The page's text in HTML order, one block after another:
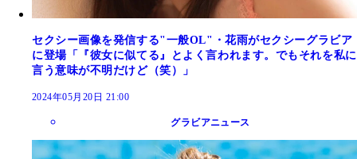
セクシー画像を発信する"一般OL"・花雨がセクシーグラビア
に登場「『彼女に似てる』とよく言われます。でもそれを私に
言う意味が不明だけど（笑）」
2024年05月20日 21:00
グラビアニュース